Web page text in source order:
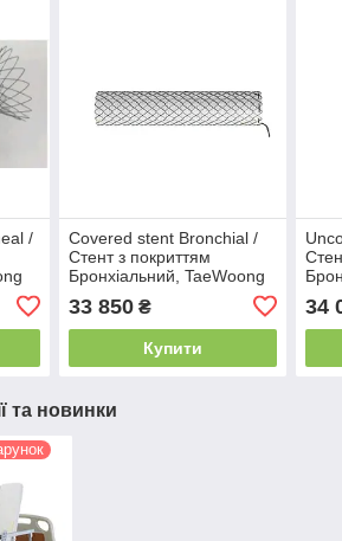
/
Covered stent Bronchial /
Стент з покриттям
Бронхіальний, TaeWoong
33 850₴
Купити
34
та новинки